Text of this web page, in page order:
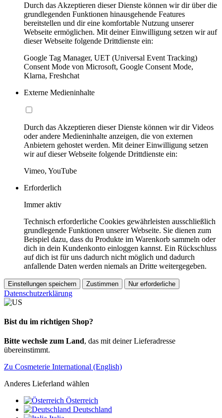
Durch das Akzeptieren dieser Dienste können wir dir über die
grundlegenden Funktionen hinausgehende Features
bereitstellen und dir eine komfortable Nutzung unserer
Webseite ermöglichen. Mit deiner Einwilligung setzen wir auf
dieser Webseite folgende Drittdienste ein:
Google Tag Manager, UET (Universal Event Tracking)
Consent Mode von Microsoft, Google Consent Mode,
Klarna, Freshchat
Externe Medieninhalte
Durch das Akzeptieren dieser Dienste können wir dir Videos
oder andere Medieninhalte anzeigen, die von externen
Anbietern gehostet werden. Mit deiner Einwilligung setzen
wir auf dieser Webseite folgende Drittdienste ein:
Vimeo, YouTube
Erforderlich
Immer aktiv
Technisch erforderliche Cookies gewährleisten ausschließlich
grundlegende Funktionen unserer Webseite. Sie dienen zum
Beispiel dazu, dass du Produkte im Warenkorb sammeln oder
dich in dein Kundenkonto einloggen kannst. Ein Rückschluss
auf dich ist für uns dadurch nicht möglich und dadurch
anfallende Daten werden niemals an Dritte weitergegeben.
Einstellungen speichern Zustimmen Nur erforderliche
Datenschutzerklärung
Bist du im richtigen Shop?
Bitte wechsle zum Land, das mit deiner Lieferadresse
übereinstimmt.
Zu Cosmeterie International (English)
Anderes Lieferland wählen
Österreich
Deutschland